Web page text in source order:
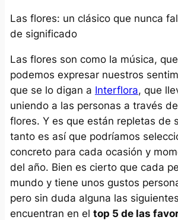
Las flores: un clásico que nunca
de significado
Las flores son como la música,
podemos expresar nuestros
que se lo digan a Interflora, que
uniendo a las personas a través
flores. Y es que están repletas de
tanto es así que podríamos
concreto para cada ocasión y
del año. Bien es cierto que cada
mundo y tiene unos gustos
pero sin duda alguna las
encuentran en el top 5 de las